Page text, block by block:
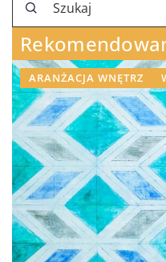
ARANŻACJA WNĘTRZ